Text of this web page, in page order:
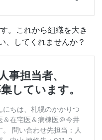
。これから組織を大き
、してくれませんか？